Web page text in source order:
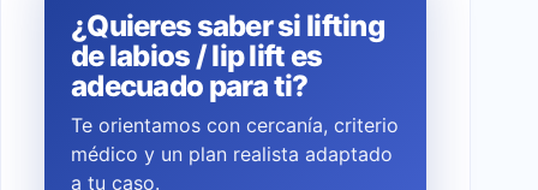
¿Quieres saber si lifting
de labios / lip lift es
adecuado para ti?
Te orientamos con cercanía, criterio
médico y un plan realista adaptado
a tu caso.